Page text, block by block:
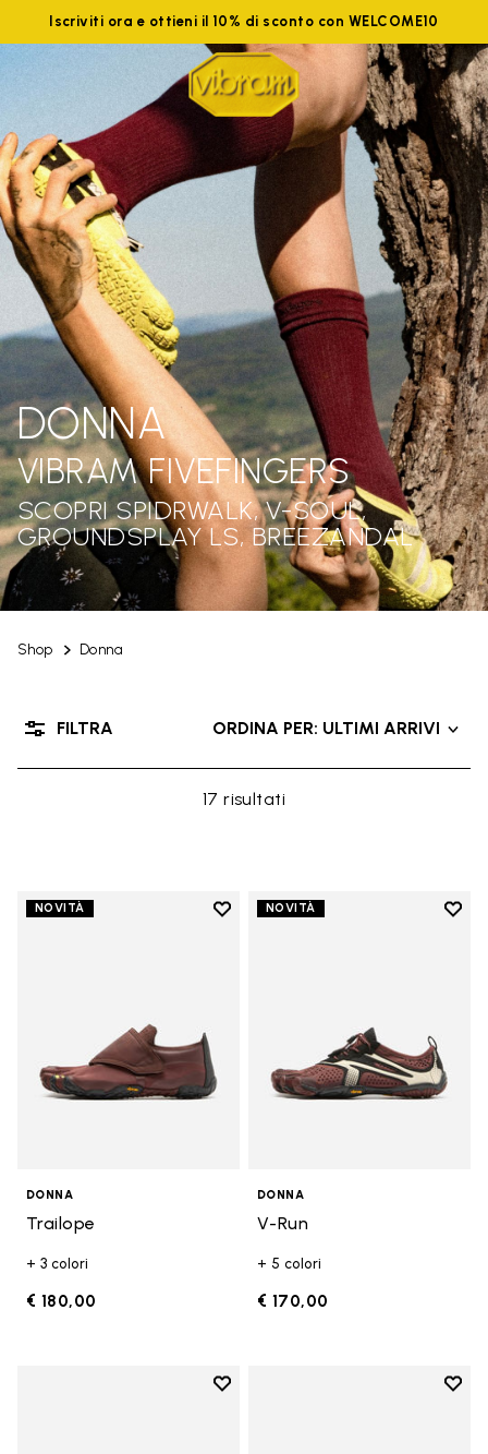
Iscriviti ora e ottieni il 10% di sconto con WELCOME10
Shop Donna
DONNA
VIBRAM FIVEFINGERS
SCOPRI SPIDRWALK, V-SOUL,
GROUNDSPLAY LS, BREEZANDAL
17 risultati
ORDINA PER: ULTIMI ARRIVI
FILTRA
NOVITÀ
Add to wishlist
DONNA
Trailope
+ 3 colori
€ 180,00
NOVITÀ
Add
DONNA
V-Run
+ 5 colori
€ 170,00
Add to wishlist
Add